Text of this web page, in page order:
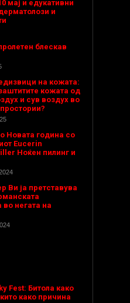
мај и едукативни
и
блескав
на кожата:
кожата од
и сув воздух во
Новата година со
Eucerin
Ноќен пилинг и
Ви ја претставува
во негата на
Fest: Битола како
како причина